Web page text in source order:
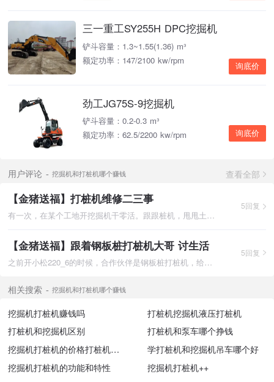
三一重工SY255H DPC挖掘机
铲斗容量：1.3~1.55(1.36) m³
额定功率：147/2100 kw/rpm
询底价
劲工JG75S-9挖掘机
铲斗容量：0.2-0.3 m³
额定功率：62.5/2200 kw/rpm
询底价
用户评论 挖掘机和打桩机哪个赚钱 查看全部
【金猪送福】打桩机维修二三事
有一次，在某个工地开挖掘机干零活。跟跟桩机，甩甩土，吊吊钢筋
5回复
【金猪送福】跟着钢板桩打桩机大哥 讨生活
之前开小松220_6的时候，合作伙伴是钢板桩打桩机，给大哥打下手
5回复
相关搜索 挖掘机和打桩机哪个赚钱
挖掘机打桩机赚钱吗
打桩机挖掘机液压打桩机
打桩机和挖掘机区别
打桩机和泵车哪个挣钱
挖掘机打桩机的价格打桩机打全
学打桩机和挖掘机吊车哪个好
挖掘机打桩机的功能和特性
挖掘机打桩机++